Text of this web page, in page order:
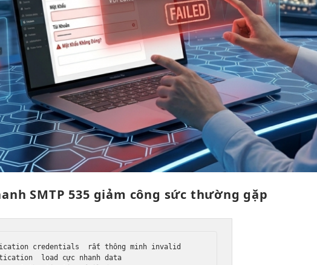
SMTP 535 giảm công sức thường gặp
credentials rất thông minh invalid
load cực nhanh data